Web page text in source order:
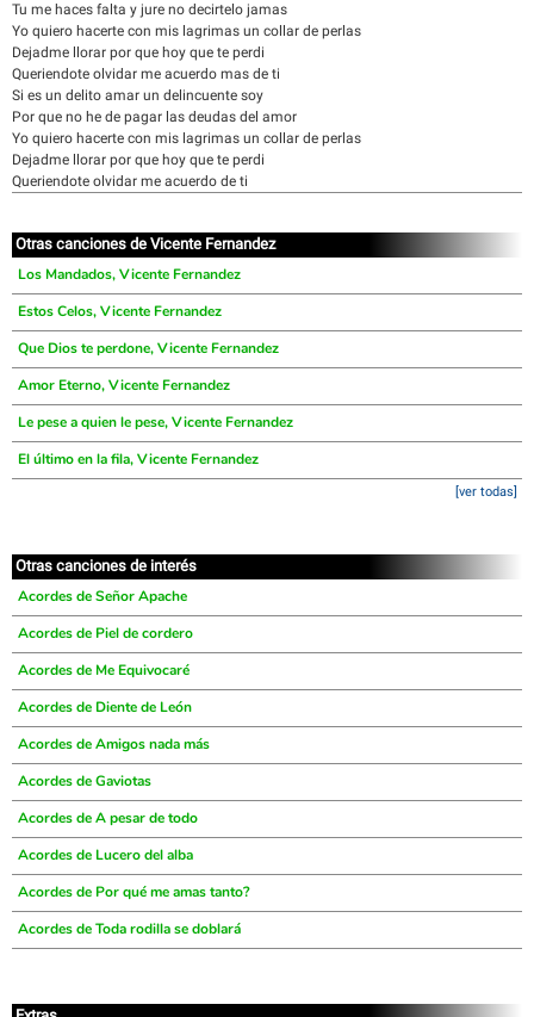
Tu me haces falta y jure no decirtelo jamas
Yo quiero hacerte con mis lagrimas un collar de perlas
Dejadme llorar por que hoy que te perdi
Queriendote olvidar me acuerdo mas de ti
Si es un delito amar un delincuente soy
Por que no he de pagar las deudas del amor
Yo quiero hacerte con mis lagrimas un collar de perlas
Dejadme llorar por que hoy que te perdi
Queriendote olvidar me acuerdo de ti
Otras canciones de Vicente Fernandez
Los Mandados, Vicente Fernandez
Estos Celos, Vicente Fernandez
Que Dios te perdone, Vicente Fernandez
Amor Eterno, Vicente Fernandez
Le pese a quien le pese, Vicente Fernandez
El último en la fila, Vicente Fernandez
[ver todas]
Otras canciones de interés
Acordes de Señor Apache
Acordes de Piel de cordero
Acordes de Me Equivocaré
Acordes de Diente de León
Acordes de Amigos nada más
Acordes de Gaviotas
Acordes de A pesar de todo
Acordes de Lucero del alba
Acordes de Por qué me amas tanto?
Acordes de Toda rodilla se doblará